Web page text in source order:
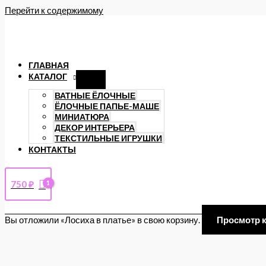
Перейти к содержимому
ГЛАВНАЯ
КАТАЛОГ
ВАТНЫЕ ЁЛОЧНЫЕ
ЁЛОЧНЫЕ ПАПЬЕ-МАШЕ
МИНИАТЮРА
ДЕКОР ИНТЕРЬЕРА
ТЕКСТИЛЬНЫЕ ИГРУШКИ
КОНТАКТЫ
750₽
Вы отложили «Лосиха в платье» в свою корзину. Просмотр